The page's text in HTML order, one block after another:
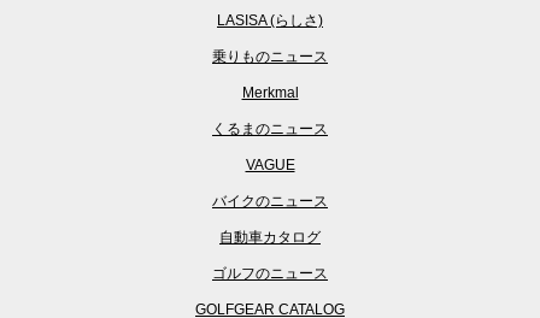
LASISA (らしさ)
乗りものニュース
Merkmal
くるまのニュース
VAGUE
バイクのニュース
自動車カタログ
ゴルフのニュース
GOLFGEAR CATALOG